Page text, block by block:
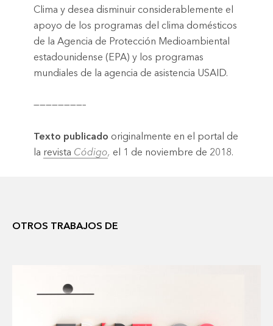
Clima y desea disminuir considerablemente el
apoyo de los programas del clima domésticos
de la Agencia de Protección Medioambiental
estadounidense (EPA) y los programas
mundiales de la agencia de asistencia USAID.
————————–
Texto publicado originalmente en el portal de
la revista Código, el 1 de noviembre de 2018.
OTROS TRABAJOS DE